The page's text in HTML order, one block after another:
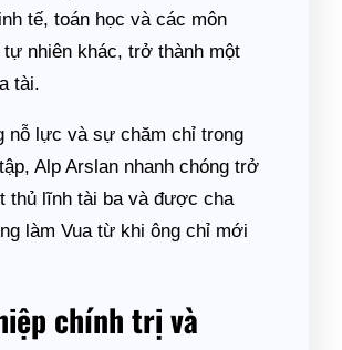
tế, toán học và các môn
tự nhiên khác, trở thành một
tài.
nỗ lực và sự chăm chỉ trong
Alp Arslan nhanh chóng trở
thủ lĩnh tài ba và được cha
làm Vua từ khi ông chỉ mới
chính trị và